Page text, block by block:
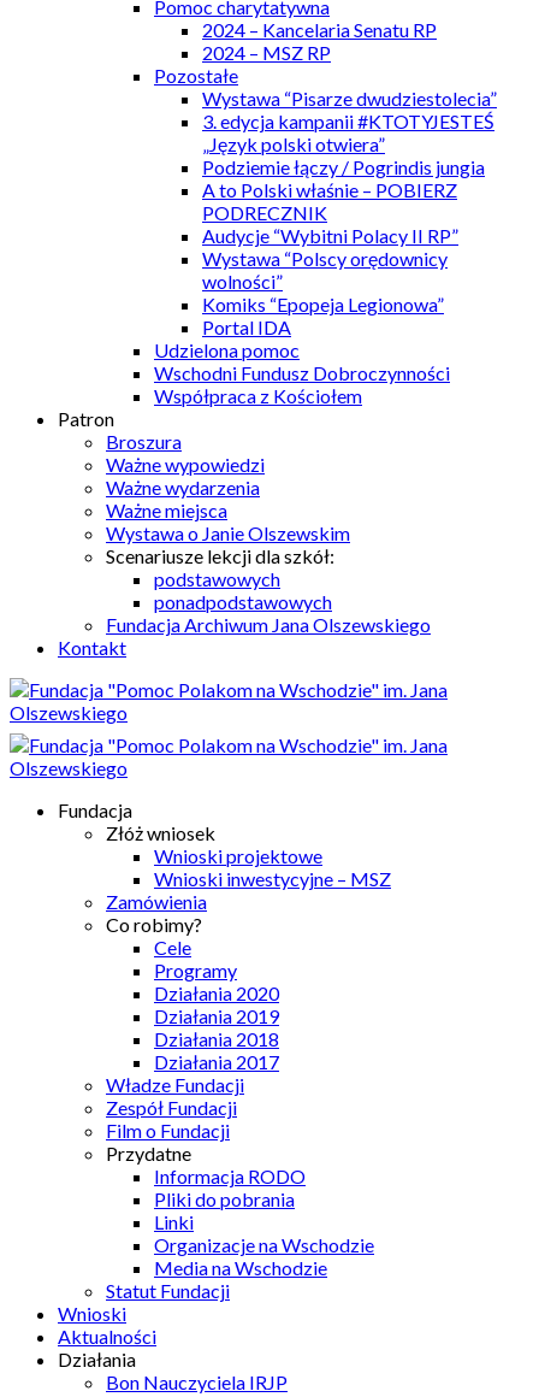
Pomoc charytatywna
2024 – Kancelaria Senatu RP
2024 – MSZ RP
Pozostałe
Wystawa “Pisarze dwudziestolecia”
3. edycja kampanii #KTOTYJESTEŚ
„Język polski otwiera”
Podziemie łączy / Pogrindis jungia
A to Polski właśnie – POBIERZ
PODRECZNIK
Audycje “Wybitni Polacy II RP”
Wystawa “Polscy orędownicy
wolności”
Komiks “Epopeja Legionowa”
Portal IDA
Udzielona pomoc
Wschodni Fundusz Dobroczynności
Współpraca z Kościołem
Patron
Broszura
Ważne wypowiedzi
Ważne wydarzenia
Ważne miejsca
Wystawa o Janie Olszewskim
Scenariusze lekcji dla szkół:
podstawowych
ponadpodstawowych
Fundacja Archiwum Jana Olszewskiego
Kontakt
Fundacja
Złóż wniosek
Wnioski projektowe
Wnioski inwestycyjne – MSZ
Zamówienia
Co robimy?
Cele
Programy
Działania 2020
Działania 2019
Działania 2018
Działania 2017
Władze Fundacji
Zespół Fundacji
Film o Fundacji
Przydatne
Informacja RODO
Pliki do pobrania
Linki
Organizacje na Wschodzie
Media na Wschodzie
Statut Fundacji
Wnioski
Aktualności
Działania
Bon Nauczyciela IRJP